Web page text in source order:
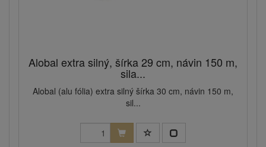
Alobal extra silný, šírka 29 cm, návin 150 m,
sila...
Alobal (alu fólia) extra silný šírka 30 cm, návin 150 m,
sil...